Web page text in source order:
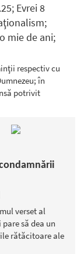
Evrei 8
mie de ani;
respectiv cu
în
potrivit
verset al
să dea un
rătăcitoare ale